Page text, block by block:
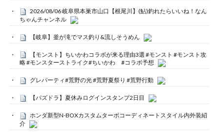
2026/08/06 岐阜県本巣市山口【根尾川】(鮎)釣れたらいいね！なん
ちゃんチャンネル
【岐阜】釜が滝でマス釣り&流しそうめん
【モンスト】ちいかわコラボが来る理由3選 #モンスト #モンスト攻
略 #モンスターストライク#ちいかわ #コラボ予想
グレパーティ#荒野の光 #荒野夏祭り #荒野行動
【パズドラ】夏休みログインスタンプ2日目
ホンダ新型N-BOXカスタムターボコーディネートスタイル内外装紹
介